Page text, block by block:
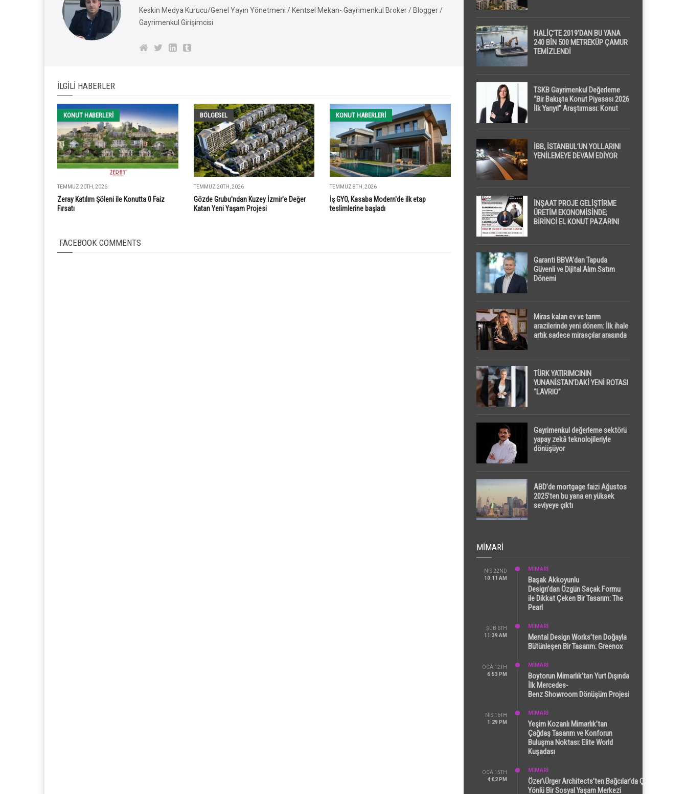
Keskin Medya Kurucu/Genel Yayın Yönetmeni / Kentsel Mekan- Gayrimenkul Broker / Blogger /
Gayrimenkul Girişimcisi
İLGILI HABERLER
KONUT HABERLERI
TEMMUZ 20TH, 2026
Zeray Katılım Şöleni ile Konutta 0 Faiz
Fırsatı
BÖLGESEL
TEMMUZ 20TH, 2026
Gözde Grubu'ndan Kuzey İzmir'e Değer
Katan Yeni Yaşam Projesi
KONUT HABERLERI
TEMMUZ 8TH, 2026
İş GYO, Kasaba Modern'de ilk etap
teslimlerine başladı
FACEBOOK COMMENTS
HALİÇ’TE 2019’DAN BU YANA
240 BİN 500 METREKÜP ÇAMUR
TEMİZLENDİ
TSKB Gayrimenkul Değerleme
“Bir Bakışta Konut Piyasası 2026
İlk Yarıyıl” Araştırması: Konut
Dikkat Çekti
İBB, İSTANBUL’UN YOLLARINI
YENİLEMEYE DEVAM EDİYOR
İNŞAAT PROJE GELİŞTİRME
ÜRETİM EKONOMİSİNDE;
BİRİNCİ EL KONUT PAZARINI
Garanti BBVA’dan Tapuda
Güvenli ve Dijital Alım Satım
Dönemi
Miras kalan ev ve tarım
arazilerinde yeni dönem: İlk ihale
artık sadece mirasçılar arasında
TÜRK YATIRIMCININ
YUNANİSTAN’DAKİ YENİ ROTASI
“LAVRIO”
Gayrimenkul değerleme sektörü
yapay zekâ teknolojileriyle
dönüşüyor
ABD’de mortgage faizi Ağustos
2025’ten bu yana en yüksek
seviyeye çıktı
MIMARI
NIS 22ND
10:11 AM
MİMARİ
Başak Akkoyunlu
Design’dan Özgün Saçak Formu
ile Dikkat Çeken Bir Tasarım: The
Pearl
ŞUB 6TH
11:39 AM
MİMARİ
Mental Design Works’ten Doğayla
Bütünleşen Bir Tasarım: Greenox
OCA 12TH
6:53 PM
MİMARİ
Boytorun Mimarlık’tan Yurt Dışında
İlk Mercedes-
Benz Showroom Dönüşüm Projesi
NIS 16TH
1:29 PM
MİMARİ
Yeşim Kozanlı Mimarlık’tan
Çağdaş Tasarım ve Konforun
Buluşma Noktası: Elite World
Kuşadası
OCA 15TH
4:02 PM
MİMARİ
Özer\Ürger Architects’ten Bağcılar’da Çok
Yönlü Bir Sosyal Yaşam Merkezi